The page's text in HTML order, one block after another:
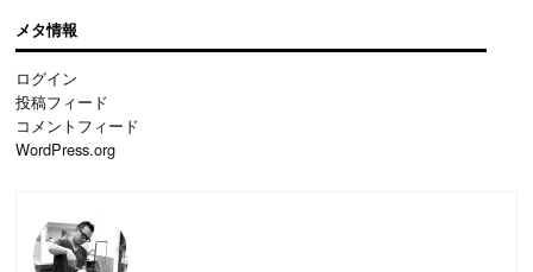
メタ情報
ログイン
投稿フィード
コメントフィード
WordPress.org